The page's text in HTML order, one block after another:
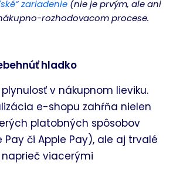
zariadenie(nie je prvým, ale ani
rozhodovacom procese.
hladko
v nákupnom lieviku.
e-shopu zahŕňa nielen
platobných spôsobov
Pay či Apple Pay), ale aj trvalé
viacerými